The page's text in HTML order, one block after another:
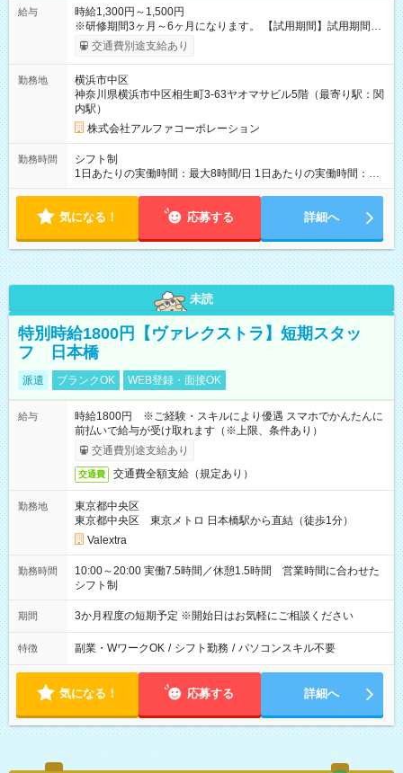
給与
時給1,300円～1,500円
※研修期間3ヶ月～6ヶ月になります。 【試用期間】試用期間あ
り 試用期間の長さ：1ヶ月 雇用形態、給与は本採用時と同じで
す。
交通費別途支給あり
勤務地
横浜市中区
神奈川県横浜市中区相生町3-63ヤオマサビル5階（最寄り駅：関
内駅）
株式会社アルファコーポレーション
勤務時間
シフト制
1日あたりの実働時間：最大8時間/日 1日あたりの実働時間：
7~8時間 シフト例 ・10時00分～18時00分 ・10時00分～19時00
気になる！ 応募する 詳細へ
未読
特別時給1800円【ヴァレクストラ】短期スタッ
フ 日本橋
派遣 ブランクOK WEB登録・面接OK
給与
時給1800円 ※ご経験・スキルにより優遇 スマホでかんたんに
前払いで給与が受け取れます（※上限、条件あり）
交通費別途支給あり
交通費 交通費全額支給（規定あり）
勤務地
東京都中央区
東京都中央区 東京メトロ 日本橋駅から直結（徒歩1分）
Valextra
勤務時間
10:00～20:00 実働7.5時間／休憩1.5時間 営業時間に合わせた
シフト制
期間 3か月程度の短期予定 ※開始日はお気軽にご相談ください
特徴 副業・WワークOK / シフト勤務 / パソコンスキル不要
気になる！ 応募する 詳細へ